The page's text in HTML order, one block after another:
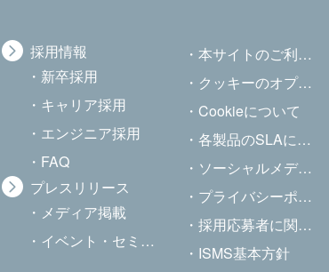
採用情報
新卒採用
キャリア採用
エンジニア採用
FAQ
プレスリリース
メディア掲載
イベント・セミナー
本サイトのご利用について
クッキーのオプトアウト
Cookieについて
各製品のSLAについて
ソーシャルメディアポリシー
プライバシーポリシー
採用応募者に関する個人情報の取り扱いについて
ISMS基本方針